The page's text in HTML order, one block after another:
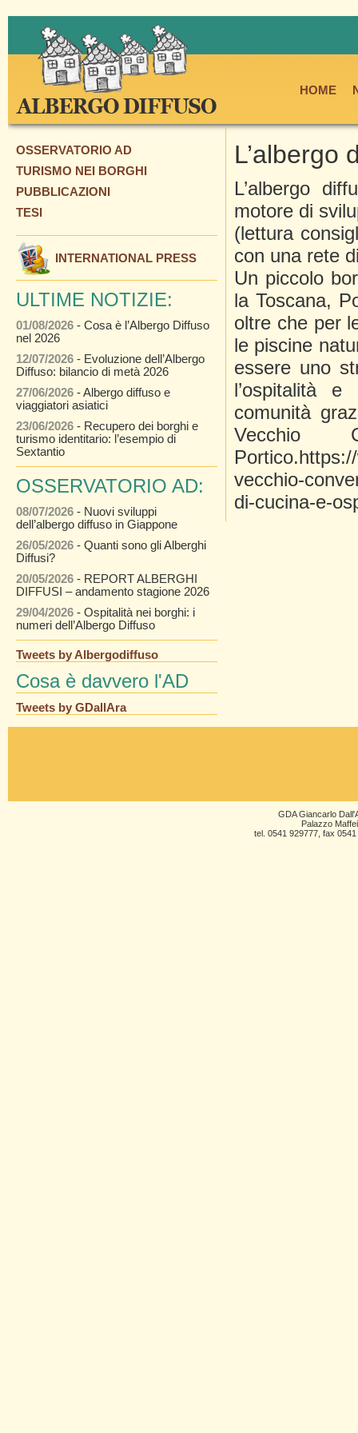
HOME
OSSERVATORIO AD
TURISMO NEI BORGHI
PUBBLICAZIONI
TESI
INTERNATIONAL PRESS
ULTIME NOTIZIE:
01/08/2026 - Cosa è l’Albergo Diffuso
nel 2026
12/07/2026 - Evoluzione dell’Albergo
Diffuso: bilancio di metà 2026
27/06/2026 - Albergo diffuso e
viaggiatori asiatici
23/06/2026 - Recupero dei borghi e
turismo identitario: l’esempio di
Sextantio
OSSERVATORIO AD:
08/07/2026 - Nuovi sviluppi
dell’albergo diffuso in Giappone
26/05/2026 - Quanti sono gli Alberghi
Diffusi?
20/05/2026 - REPORT ALBERGHI
DIFFUSI – andamento stagione 2026
29/04/2026 - Ospitalità nei borghi: i
numeri dell’Albergo Diffuso
Tweets by Albergodiffuso
Cosa è davvero l'AD
Tweets by GDallAra
L’albergo
L’albergo
motore di
(lettura
con una rete
Un piccolo
la Toscana,
oltre che per
le piscine
essere uno
l’ospitalità
comunità
Vecchio
vecchio-
di-cucina-e-
GDA Giancarlo
Palazzo
tel. 0541 929777, fax